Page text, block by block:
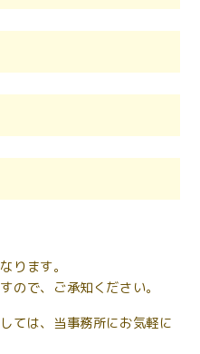
ります。
ので、ご承知ください。
ては、当事務所にお気軽に